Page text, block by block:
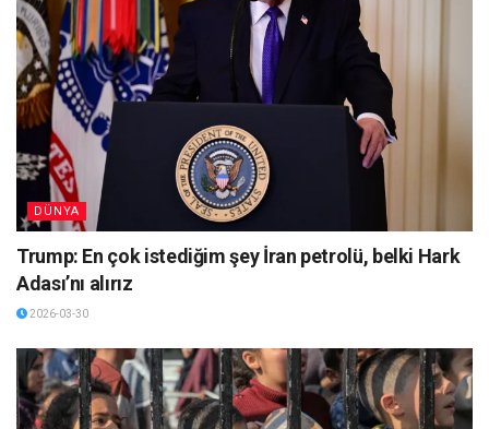
DÜNYA
Trump: En çok istediğim şey İran petrolü, belki Hark
Adası’nı alırız
2026-03-30